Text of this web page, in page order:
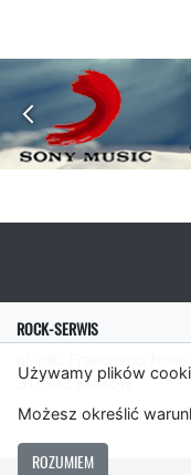
Używamy plików
Możesz określić
ROZUMIEM
ROCK-SERWIS
31-543 Kraków